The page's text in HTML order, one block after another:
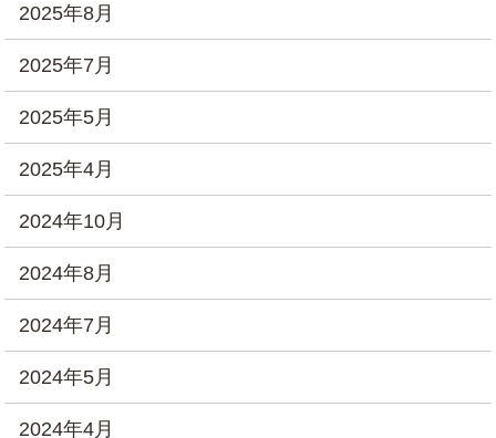
2025年8月
2025年7月
2025年5月
2025年4月
2024年10月
2024年8月
2024年7月
2024年5月
2024年4月